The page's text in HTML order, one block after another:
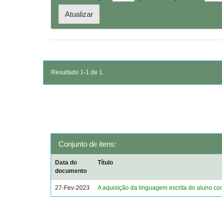
Resultado 1-1 de 1.
Conjunto de itens:
Data do
documento
Título
27-Fev-2023 A aquisição da linguagem escrita do aluno